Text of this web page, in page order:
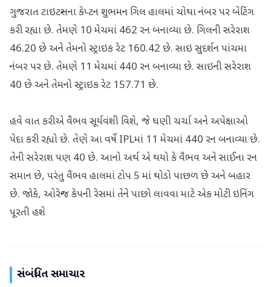
ગુજરાત ટાઇટન્સના કેપ્ટન શુભમન ગિલ હાલમાં ચોથા નંબર પર બેટિંગ
કરી રહ્યા છે. તેમણે 10 મેચમાં 462 રન બનાવ્યા છે. ગિલની સરેરાશ
46.20 છે અને તેમનો સ્ટ્રાઇક રેટ 160.42 છે. સાઇ સુદર્શન પાંચમા
નંબર પર છે. તેમણે 11 મેચમાં 440 રન બનાવ્યા છે. સાઇની સરેરાશ
40 છે અને તેમનો સ્ટ્રાઇક રેટ 157.71 છે.
હવે વાત કરીએ વૈભવ સૂર્યવંશી વિશે, જે ઘણી ચર્ચા અને અપેક્ષાઓ
પેદા કરી રહ્યો છે. તેણે આ વર્ષે IPLમાં 11 મેચમાં 440 રન બનાવ્યા છે.
તેની સરેરાશ પણ 40 છે. આનો અર્થ એ થયો કે વૈભવ અને સાઈના રન
સમાન છે, પરંતુ વૈભવ હાલમાં ટોપ 5 માં થોડો પાછળ છે અને બહાર
છે. જોકે, ઓરેન્જ કેપની રેસમાં તેને પાછો લાવવા માટે એક મોટી ઇનિંગ
પૂરતી હશે
સંબંધિત સમાચાર